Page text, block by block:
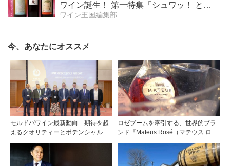
ワイン誕生！ 第一特集「シュワッ！ と学
ぶスパークリングワイン」 第二特集「カ
ワイン王国編集部
今、あなたにオススメ
モルドバワイン最新動向 期待を超
えるクオリティーとポテンシャル
ロゼブームを牽引する、世界的ブラ
ンド『Mateus Rosé（マテウス ロ